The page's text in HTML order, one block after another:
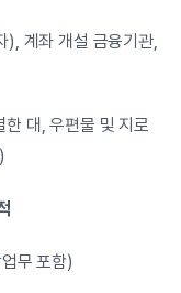
), 계좌 개설 금융기관,
한 대, 우편물 및 지로
무 포함)